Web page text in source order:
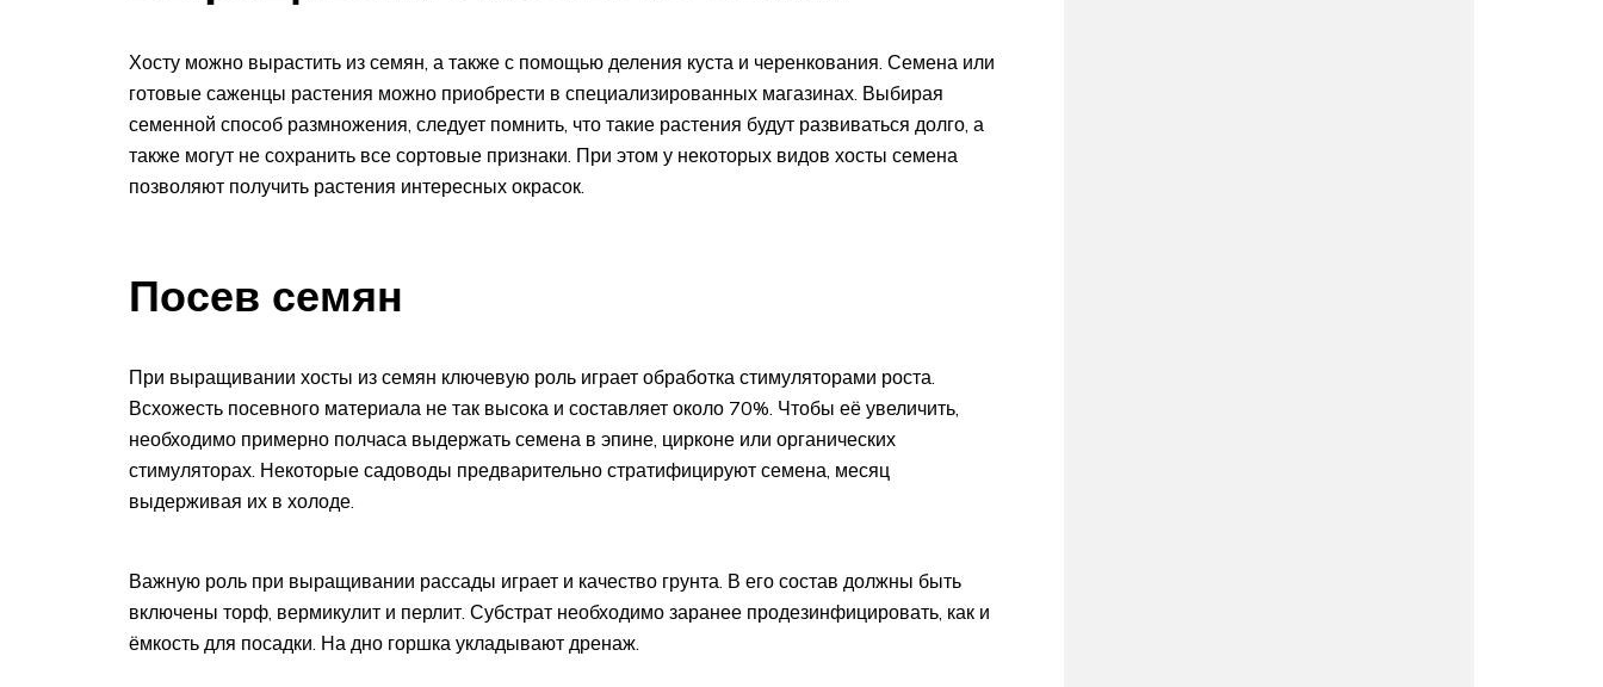
Хосту можно вырастить из семян, а также с помощью деления куста и черенкования. Семена или
готовые саженцы растения можно приобрести в специализированных магазинах. Выбирая
семенной способ размножения, следует помнить, что такие растения будут развиваться долго, а
также могут не сохранить все сортовые признаки. При этом у некоторых видов хосты семена
позволяют получить растения интересных окрасок.
Посев семян
При выращивании хосты из семян ключевую роль играет обработка стимуляторами роста.
Всхожесть посевного материала не так высока и составляет около 70%. Чтобы её увеличить,
необходимо примерно полчаса выдержать семена в эпине, цирконе или органических
стимуляторах. Некоторые садоводы предварительно стратифицируют семена, месяц
выдерживая их в холоде.
Важную роль при выращивании рассады играет и качество грунта. В его состав должны быть
включены торф, вермикулит и перлит. Субстрат необходимо заранее продезинфицировать, как и
ёмкость для посадки. На дно горшка укладывают дренаж.